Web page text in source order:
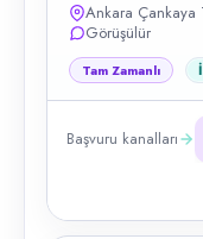
Ankara Çankaya
Görüşülür
Tam Zamanlı
Başvuru kanalları